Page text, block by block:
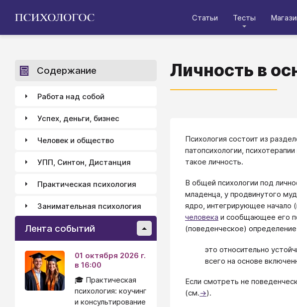
Статьи Тесты
Личность в
Психология состоит из
патопсихологии,
такое личность.
В общей психологии под
младенца, у продвинутого
ядро, интегрирующее начало
человека и сообщающее его
(поведенческое)
это относительно
всего на основе
Если смотреть не
(см.→).
Содержание
Работа над собой
Успех, деньги, бизнес
Человек и общество
УПП, Синтон, Дистанция
Практическая психология
Занимательная психология
Лента событий
01 октября 2026 г.
в 16:00
🎓 Практическая
психология: коучинг
и консультирование